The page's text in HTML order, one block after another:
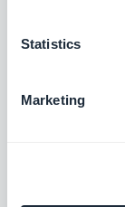
Statistics
Marketing